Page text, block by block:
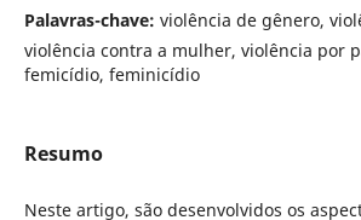
Palavras-chave: violência de gênero,
violência contra a mulher, violência por
femicídio, feminicídio
Resumo
Neste artigo, são desenvolvidos os